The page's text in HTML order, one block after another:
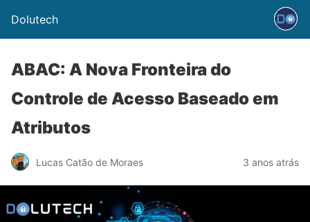
Dolutech
ABAC: A Nova Fronteira do
Controle de Acesso Baseado em
Atributos
Lucas Catão de Moraes 3 anos atrás